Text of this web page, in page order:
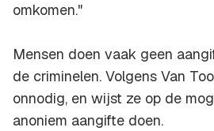
omkomen."
Mensen doen vaak geen
de criminelen. Volgens Van
onnodig, en wijst ze op de
anoniem aangifte doen.